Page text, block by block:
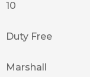
10
Duty Free
Marshall